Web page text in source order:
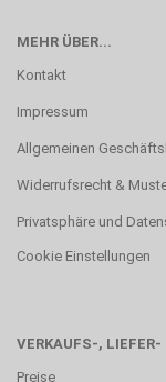
MEHR ÜBER...
Kontakt
Impressum
Allgemeinen
Widerrufsrecht &
Privatsphäre und
Cookie Einstellungen
VERKAUFS-,
Preise